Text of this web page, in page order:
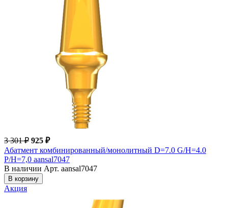
3 301 ₽ 925 ₽
Абатмент комбинированный/монолитный D=7.0 G/H=4.0
P/H=7,0 aansal7047
В наличии Арт. aansal7047
В корзину
Акция